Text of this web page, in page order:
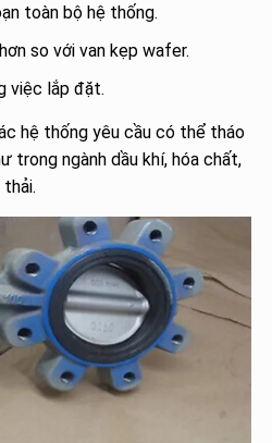
toàn bộ hệ thống.
so với van kẹp wafer.
việc lắp đặt.
hệ thống yêu cầu có thể tháo
trong ngành dầu khí, hóa chất,